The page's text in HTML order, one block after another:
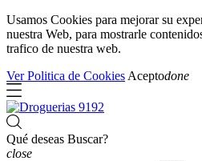
Usamos Cookies para mejorar su
nuestra Web, para mostrarle
trafico de nuestra web.
Ver Politica de Cookies Aceptodone
Qué deseas Buscar?
close